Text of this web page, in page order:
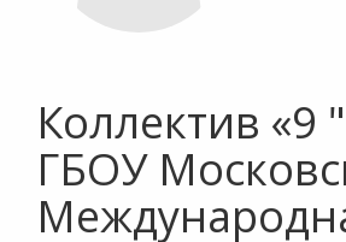
Коллектив «9
ГБОУ